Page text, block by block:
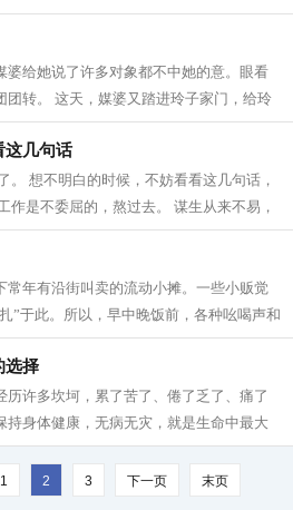
己的不...
婆给她说了许多对象都不中她的意。眼看
团转。 这天，媒婆又踏进玲子家门，给玲
有两处...
这几句话
。 想不明白的时候，不妨看看这几句话，
作是不委屈的，熬过去。 谋生从来不易，
。...
常年有沿街叫卖的流动小摊。一些小贩觉
”于此。所以，早中晚饭前，各种吆喝声和
...
选择
许多坎坷，累了苦了、倦了乏了、痛了
持身体健康，无病无灾，就是生命中最大
钱，拥...
1 2 3 下一页 末页